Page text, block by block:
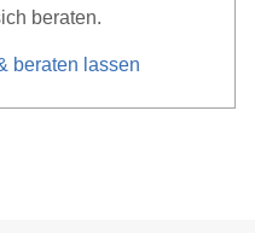
beraten.
beraten lassen